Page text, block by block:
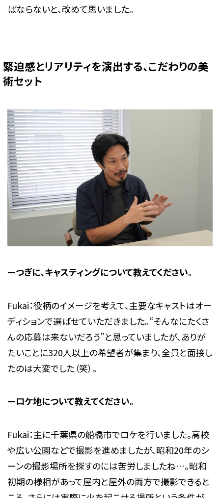
ばならないと、改めて思いました。
緊迫感とリアリティを演出する、こだわりの美
術セット
ーつぎに、キャスティングについて教えてください。
Fukai：役柄のイメージを考えて、主要なキャストはオー
ディションで選ばせていただきました。“そんなにたくさ
んの応募は来ないだろう”と思っていましたが、ありが
たいことに320人以上の希望者が集まり、全員と面接し
たのは大変でした（笑）。
ーロケ地について教えてください。
Fukai：主に千葉県の船橋市でロケを行いました。高校
や広い公園などで撮影を進めましたが、昭和20年のシ
ーンの撮影場所を探すのには苦労しましたね…。昭和
初期の様相があって屋内と屋外の両方で撮影できると